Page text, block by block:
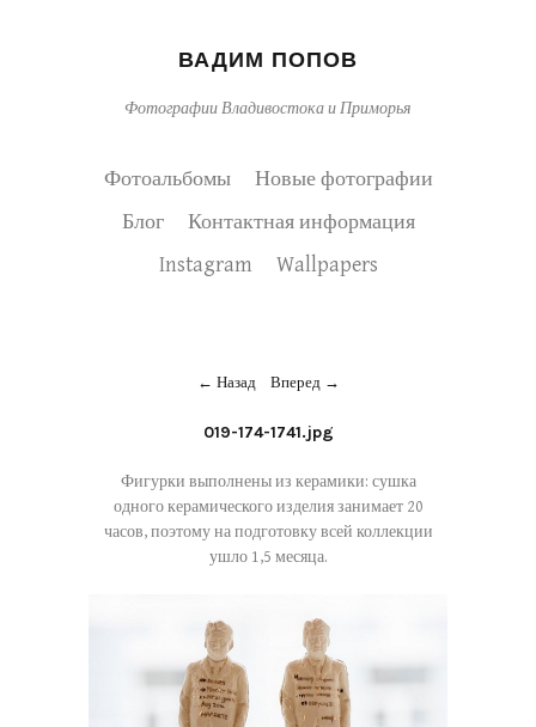
ВАДИМ ПОПОВ
Фотографии Владивостока и Приморья
Фотоальбомы
Новые фотографии
Блог
Контактная информация
Instagram
Wallpapers
Назад Вперед
019-174-1741.jpg
Фигурки выполнены из керамики: сушка
одного керамического изделия занимает 20
часов, поэтому на подготовку всей коллекции
ушло 1,5 месяца.